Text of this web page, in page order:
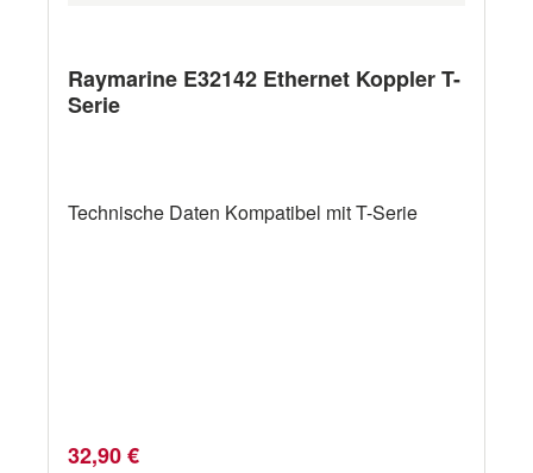
Raymarine E32142 Ethernet Koppler T-
Serie
Technische Daten Kompatibel mit T-Serie
Regulärer Preis:
32,90 €